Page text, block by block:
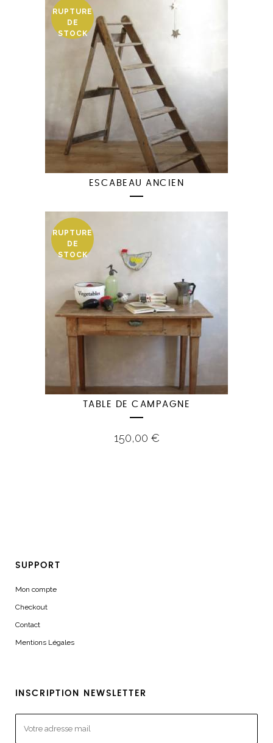
RUPTURE
DE
STOCK
ESCABEAU ANCIEN
RUPTURE
DE
STOCK
TABLE DE CAMPAGNE
150,00 €
SUPPORT
Mon compte
Checkout
Contact
Mentions Légales
INSCRIPTION NEWSLETTER